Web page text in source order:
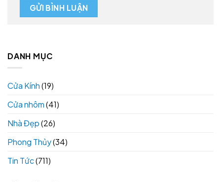
DANH MỤC
Cửa Kính(19)
Cửa nhôm(41)
Nhà Đẹp(26)
Phong Thủy(34)
Tin Tức(711)